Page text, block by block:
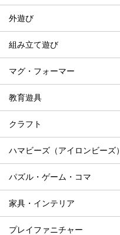
外遊び
組み立て遊び
マグ・フォーマー
教育遊具
クラフト
ハマビーズ（アイロンビーズ）
パズル・ゲーム・コマ
家具・インテリア
プレイファニチャー